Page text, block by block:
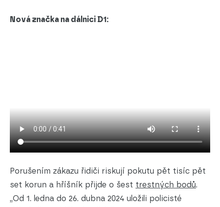
Nová značka na dálnici D1:
Porušením zákazu řidiči riskují pokutu pět tisíc pět
set korun a hříšník přijde o šest trestných bodů.
„Od 1. ledna do 26. dubna 2024 uložili policisté